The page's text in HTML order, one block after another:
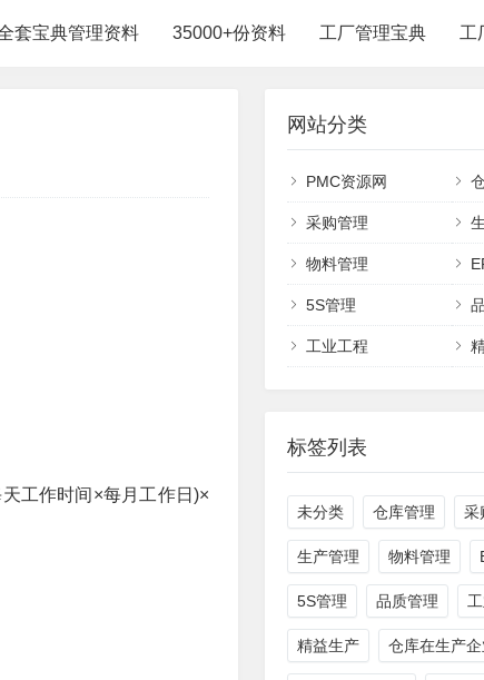
套宝典管理资料 35000+份资料 工厂管理宝典 工
工作时间×每月工作日)×
网站分类
PMC资源网
采购管理
物料管理
5S管理
工业工程
标签列表
未分类 仓库管理 采
生产管理 物料管理
5S管理 品质管理
精益生产 仓库在生产